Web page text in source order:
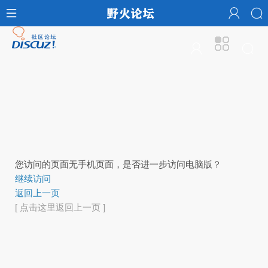
您访问的页面无手机页面，是否进一步访问电脑版？
继续访问
返回上一页
[ 点击这里返回上一页 ]